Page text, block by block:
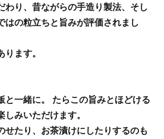
わり、昔ながらの手造り製法、そし
はの粒立ちと旨みが評価されまし
ます。
と一緒に。 たらこの旨みとほどける
みいただけます。
せたり、お茶漬けにしたりするのも